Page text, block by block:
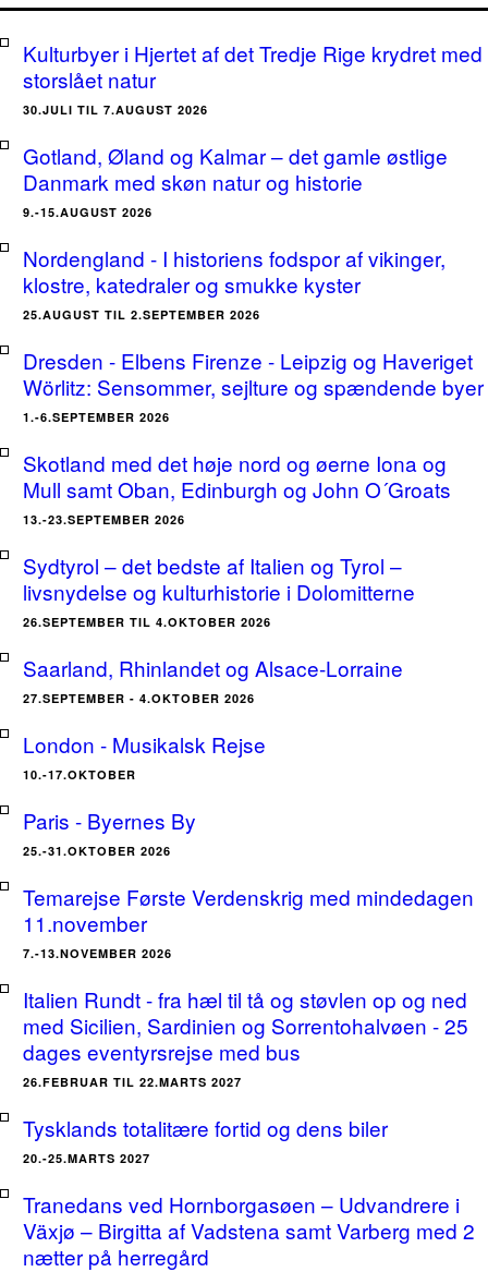
Kulturbyer i Hjertet af det Tredje Rige krydret med
storslået natur
30.JULI TIL 7.AUGUST 2026
Gotland, Øland og Kalmar – det gamle østlige
Danmark med skøn natur og historie
9.-15.AUGUST 2026
Nordengland - I historiens fodspor af vikinger,
klostre, katedraler og smukke kyster
25.AUGUST TIL 2.SEPTEMBER 2026
Dresden - Elbens Firenze - Leipzig og Haveriget
Wörlitz: Sensommer, sejlture og spændende byer
1.-6.SEPTEMBER 2026
Skotland med det høje nord og øerne Iona og
Mull samt Oban, Edinburgh og John O´Groats
13.-23.SEPTEMBER 2026
Sydtyrol – det bedste af Italien og Tyrol –
livsnydelse og kulturhistorie i Dolomitterne
26.SEPTEMBER TIL 4.OKTOBER 2026
Saarland, Rhinlandet og Alsace-Lorraine
27.SEPTEMBER - 4.OKTOBER 2026
London - Musikalsk Rejse
10.-17.OKTOBER
Paris - Byernes By
25.-31.OKTOBER 2026
Temarejse Første Verdenskrig med mindedagen
11.november
7.-13.NOVEMBER 2026
Italien Rundt - fra hæl til tå og støvlen op og ned
med Sicilien, Sardinien og Sorrentohalvøen - 25
dages eventyrsrejse med bus
26.FEBRUAR TIL 22.MARTS 2027
Tysklands totalitære fortid og dens biler
20.-25.MARTS 2027
Tranedans ved Hornborgasøen – Udvandrere i
Växjø – Birgitta af Vadstena samt Varberg med 2
nætter på herregård